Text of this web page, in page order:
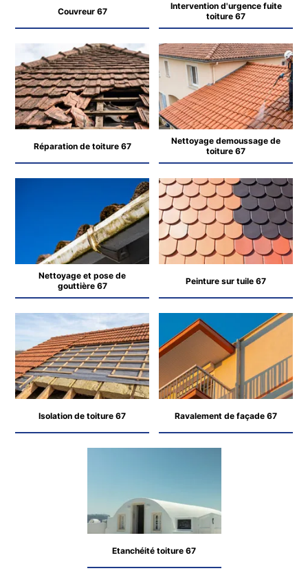
Couvreur 67
Intervention d'urgence fuite
toiture 67
Réparation de toiture 67
Nettoyage demoussage de
toiture 67
Nettoyage et pose de
gouttière 67
Peinture sur tuile 67
Isolation de toiture 67 Ravalement de façade 67
Etanchéité toiture 67